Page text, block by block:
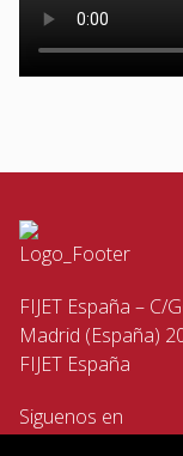
FIJET España –
Madrid (España)
FIJET España
Siguenos en